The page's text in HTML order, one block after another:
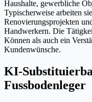
Haushalte, gewerbliche
Typischerweise arbeiten
Renovierungsprojekten
Handwerkern. Die
Können als auch ein
Kundenwünsche.
KI-
Fussbodenleger